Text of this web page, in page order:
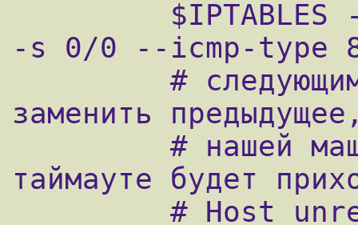
-s 0/0 --icmp-type
заменить
таймауте будет